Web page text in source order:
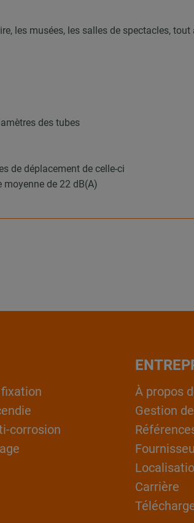
les musées, les salles de spectacles,
des tubes
de déplacement de celle-ci
de 22 dB(A)
corrosion
À propos
Gestion
Carrière